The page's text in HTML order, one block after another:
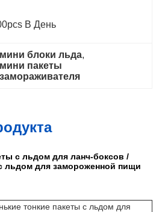
В День
мини блоки льда,
мини пакеты
замораживателя
с льдом для ланч-боксов /
льдом для замороженной пищи
тонкие пакеты с льдом для